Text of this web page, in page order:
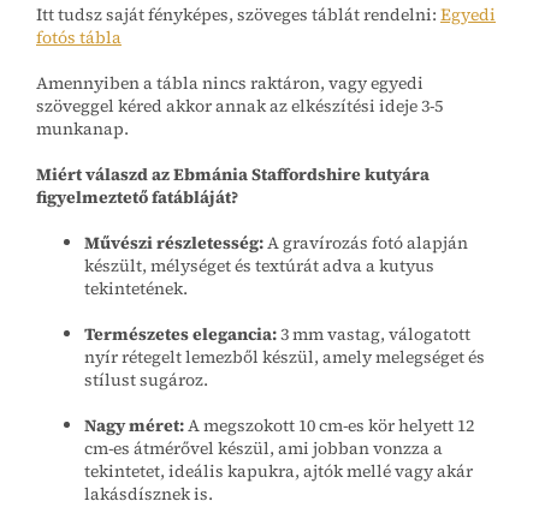
Itt tudsz saját fényképes, szöveges táblát rendelni: Egyedi
fotós tábla
Amennyiben a tábla nincs raktáron, vagy egyedi
szöveggel kéred akkor annak az elkészítési ideje 3-5
munkanap.
Miért válaszd az Ebmánia Staffordshire kutyára
figyelmeztető fatábláját?
Művészi részletesség:A gravírozás fotó alapján
készült, mélységet és textúrát adva a kutyus
tekintetének.
Természetes elegancia:3 mm vastag, válogatott
nyír rétegelt lemezből készül, amely melegséget és
stílust sugároz.
Nagy méret:A megszokott 10 cm-es kör helyett 12
cm-es átmérővel készül, ami jobban vonzza a
tekintetet, ideális kapukra, ajtók mellé vagy akár
lakásdísznek is.